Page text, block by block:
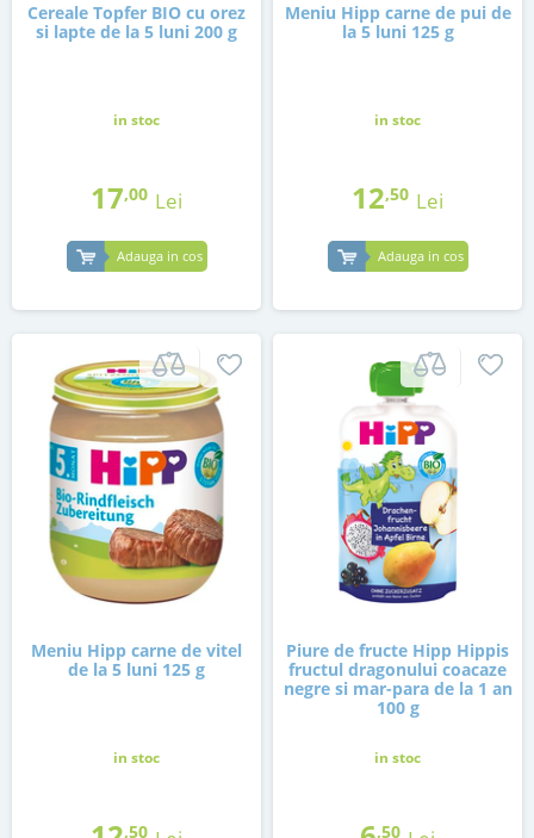
Cereale Topfer BIO cu orez
si lapte de la 5 luni 200 g
in stoc
17,00 Lei
Adauga in cos
Meniu Hipp carne de pui de
la 5 luni 125 g
in stoc
12,50 Lei
Adauga in cos
Meniu Hipp carne de vitel
de la 5 luni 125 g
in stoc
,50
Piure de fructe Hipp Hippis
fructul dragonului coacaze
negre si mar-para de la 1 an
100 g
in stoc
,50